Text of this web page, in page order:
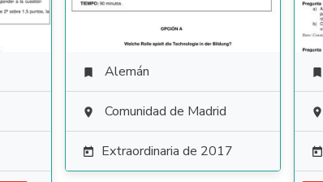
 Alemán
 Comunidad de Madrid
 Extraordinaria de 2017


